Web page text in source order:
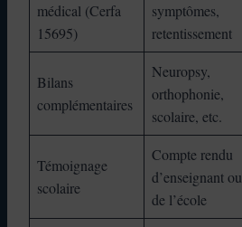
médical (Cerfa
15695)
symptômes,
retentissement
Bilans
complémentaires
Neuropsy,
orthophonie,
scolaire, etc.
Témoignage
scolaire
Compte rendu
d’enseignant ou
de l’école